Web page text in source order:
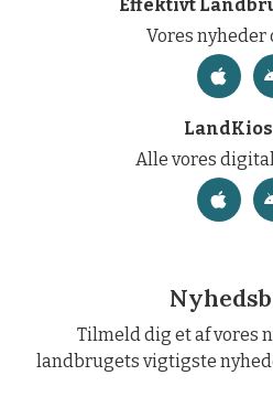
Effektivt
Vores nyheder
Alle vores
Tilmeld dig et af vores
landbrugets vigtigste